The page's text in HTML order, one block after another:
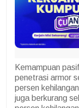
Kemampuan
penetrasi armor
persen
juga berkurang